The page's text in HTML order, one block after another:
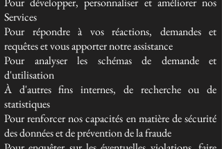
Services
Pour répondre à vos réactions, demandes et
requêtes et vous apporter notre assistance
Pour analyser les schémas de demande et
d'utilisation
À d'autres fins internes, de recherche ou de
statistiques
Pour renforcer nos capacités en matière de sécurité
des données et de prévention de la fraude